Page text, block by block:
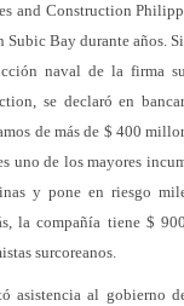
and Construction
Bay durante años.
naval de la firma
se declaró en
de más de $ 400
uno de los mayores
y pone en riesgo
la compañía tiene $
surcoreanos.
asistencia al gobierno